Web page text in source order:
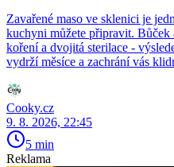
Zavařené maso ve sklenici je
kuchyni můžete připravit. Bůček
koření a dvojitá sterilace -
vydrží měsíce a zachrání vás
Cooky.cz
9. 8. 2026, 22:45
5 min
Reklama